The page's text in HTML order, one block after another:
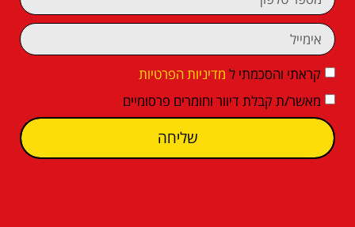
קראתי והסכמתי ל מדיניות הפרטיות
מאשר/ת קבלת דיוור וחומרים פרסומיים
שליחה